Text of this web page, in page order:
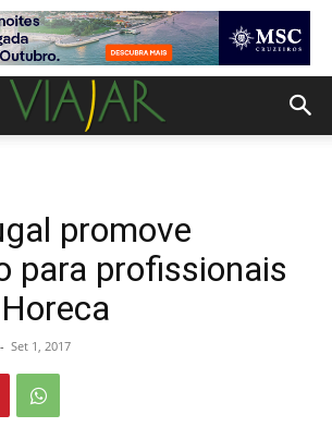
promove
para profissionais
- Set 1, 2017